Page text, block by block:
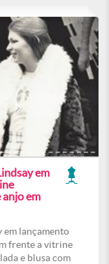
em
em
em lançamento
frente a vitrine
e blusa com